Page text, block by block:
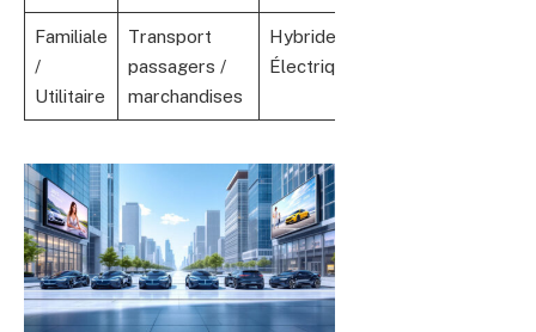
Familiale
/
Utilitaire
Transport
passagers /
marchandises
Hybride /
Électrique